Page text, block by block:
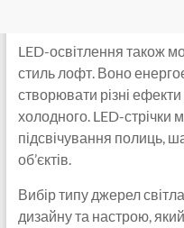
LED-освітлення також
стиль лофт. Воно
створювати різні ефекти
холодного. LED-стрічки
підсвічування полиць,
об’єктів.
Вибір типу джерел
дизайну та настрою,